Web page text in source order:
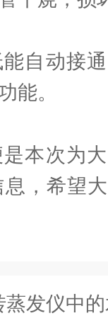
动接通
能。
次为大
，希望
发仪中的水